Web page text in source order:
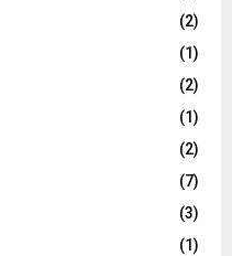
(2)
(1)
(2)
(1)
(2)
(7)
(3)
(1)